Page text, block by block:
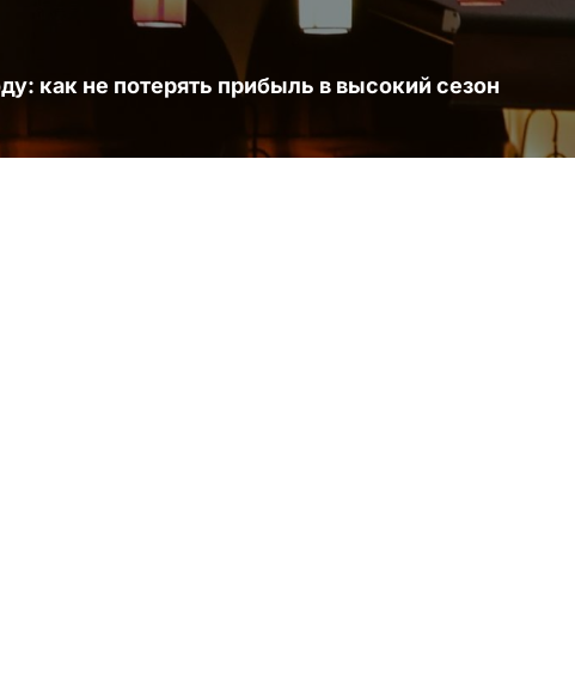
как не потерять прибыль в высокий сезон